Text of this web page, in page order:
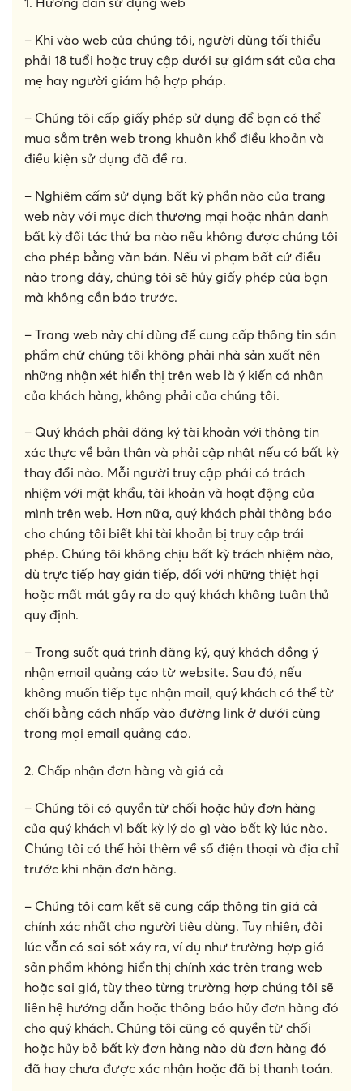
– Khi vào web của chúng tôi, người dùng tối thiểu
phải 18 tuổi hoặc truy cập dưới sự giám sát của cha
mẹ hay người giám hộ hợp pháp.
– Chúng tôi cấp giấy phép sử dụng để bạn có thể
mua sắm trên web trong khuôn khổ điều khoản và
điều kiện sử dụng đã đề ra.
– Nghiêm cấm sử dụng bất kỳ phần nào của trang
web này với mục đích thương mại hoặc nhân danh
bất kỳ đối tác thứ ba nào nếu không được chúng tôi
cho phép bằng văn bản. Nếu vi phạm bất cứ điều
nào trong đây, chúng tôi sẽ hủy giấy phép của bạn
mà không cần báo trước.
– Trang web này chỉ dùng để cung cấp thông tin sản
phẩm chứ chúng tôi không phải nhà sản xuất nên
những nhận xét hiển thị trên web là ý kiến cá nhân
của khách hàng, không phải của chúng tôi.
– Quý khách phải đăng ký tài khoản với thông tin
xác thực về bản thân và phải cập nhật nếu có bất kỳ
thay đổi nào. Mỗi người truy cập phải có trách
nhiệm với mật khẩu, tài khoản và hoạt động của
mình trên web. Hơn nữa, quý khách phải thông báo
cho chúng tôi biết khi tài khoản bị truy cập trái
phép. Chúng tôi không chịu bất kỳ trách nhiệm nào,
dù trực tiếp hay gián tiếp, đối với những thiệt hại
hoặc mất mát gây ra do quý khách không tuân thủ
quy định.
– Trong suốt quá trình đăng ký, quý khách đồng ý
nhận email quảng cáo từ website. Sau đó, nếu
không muốn tiếp tục nhận mail, quý khách có thể từ
chối bằng cách nhấp vào đường link ở dưới cùng
trong mọi email quảng cáo.
2. Chấp nhận đơn hàng và giá cả
– Chúng tôi có quyền từ chối hoặc hủy đơn hàng
của quý khách vì bất kỳ lý do gì vào bất kỳ lúc nào.
Chúng tôi có thể hỏi thêm về số điện thoại và địa chỉ
trước khi nhận đơn hàng.
– Chúng tôi cam kết sẽ cung cấp thông tin giá cả
chính xác nhất cho người tiêu dùng. Tuy nhiên, đôi
lúc vẫn có sai sót xảy ra, ví dụ như trường hợp giá
sản phẩm không hiển thị chính xác trên trang web
hoặc sai giá, tùy theo từng trường hợp chúng tôi sẽ
liên hệ hướng dẫn hoặc thông báo hủy đơn hàng đó
cho quý khách. Chúng tôi cũng có quyền từ chối
hoặc hủy bỏ bất kỳ đơn hàng nào dù đơn hàng đó
đã hay chưa được xác nhận hoặc đã bị thanh toán.